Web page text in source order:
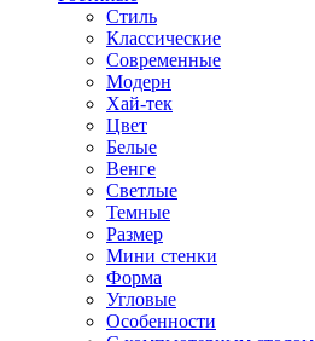
Стиль
Классические
Современные
Модерн
Хай-тек
Цвет
Белые
Венге
Светлые
Темные
Размер
Мини стенки
Форма
Угловые
Особенности